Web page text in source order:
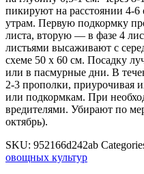
пикируют на расстоянии 4-
утрам. Первую подкормку
листа, вторую — в фазе 4
листьями высаживают с
схеме 50 x 60 см. Посадку
или в пасмурные дни. В
2-3 прополки, приурочивая
или подкормкам. При
вредителями. Убирают по
октябрь).
SKU: 952166d242ab
овощных культур